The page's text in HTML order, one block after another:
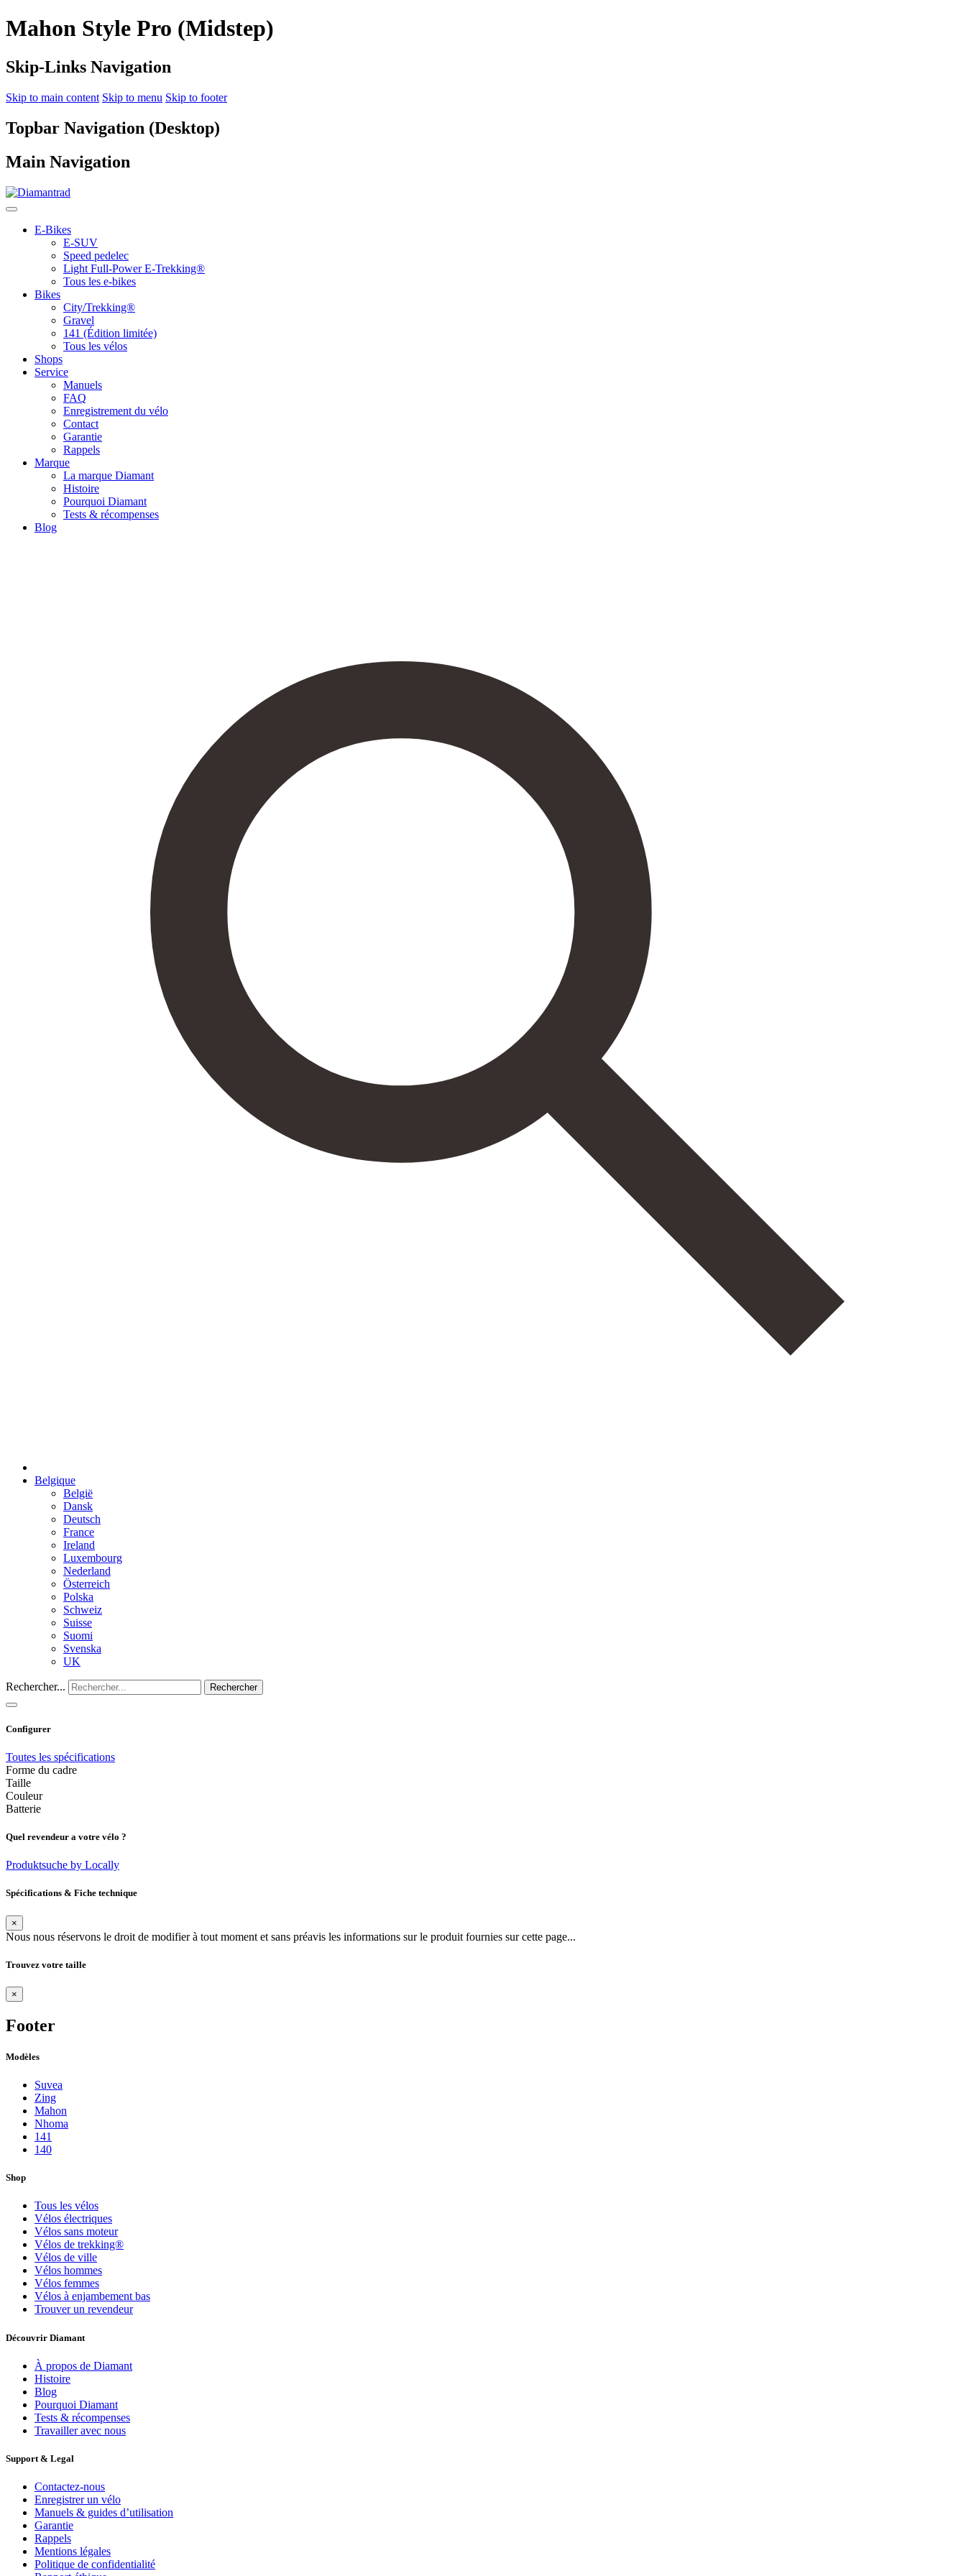
Mahon Style Pro (Midstep)
Skip-Links Navigation
Skip to main content Skip to menu Skip to footer
Topbar Navigation (Desktop)
Main Navigation
E-Bikes
E-SUV
Speed pedelec
Light Full-Power E-Trekking®
Tous les e-bikes
Bikes
City/Trekking®
Gravel
141 (Édition limitée)
Tous les vélos
Shops
Service
Manuels
FAQ
Enregistrement du vélo
Contact
Garantie
Rappels
Marque
La marque Diamant
Histoire
Pourquoi Diamant
Tests & récompenses
Blog
Belgique
België
Dansk
Deutsch
France
Ireland
Luxembourg
Nederland
Österreich
Polska
Schweiz
Suisse
Suomi
Svenska
UK
Rechercher... Rechercher
Configurer
Toutes les spécifications
Forme du cadre
Taille
Couleur
Batterie
Quel revendeur a votre vélo ?
Produktsuche by Locally
Spécifications & Fiche technique
×
Nous nous réservons le droit de modifier à tout moment et sans préavis les informations sur le produit fournies sur cette page...
Trouvez votre taille
×
Footer
Modèles
Suvea
Zing
Mahon
Nhoma
141
140
Shop
Tous les vélos
Vélos électriques
Vélos sans moteur
Vélos de trekking®
Vélos de ville
Vélos hommes
Vélos femmes
Vélos à enjambement bas
Trouver un revendeur
Découvrir Diamant
À propos de Diamant
Histoire
Blog
Pourquoi Diamant
Tests & récompenses
Travailler avec nous
Support & Legal
Contactez-nous
Enregistrer un vélo
Manuels & guides d’utilisation
Garantie
Rappels
Mentions légales
Politique de confidentialité